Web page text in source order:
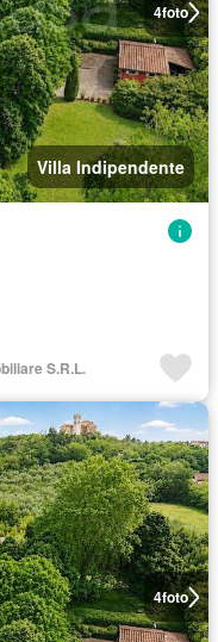
4foto
Villa Indipendente
S.R.L.
4foto